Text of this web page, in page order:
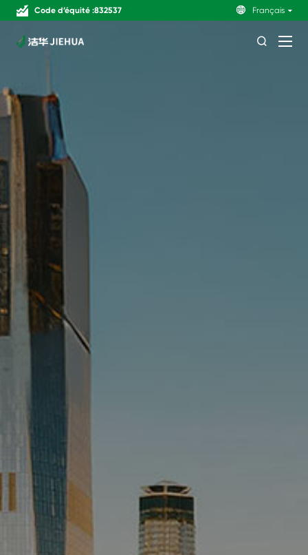
Code d’équité :832537  Français
